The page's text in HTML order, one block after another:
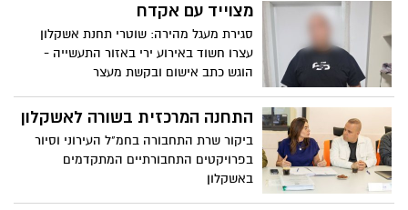
מצוייד עם אקדח
סגירת מעגל מהירה: שוטרי תחנת אשקלון
עצרו חשוד באירוע ירי באזור התעשייה -
הוגש כתב אישום ובקשת מעצר
התחנה המרכזית בשורה לאשקלון
ביקור שרת התחבורה בחמ"ל העירוני וסיור
בפרויקטים התחבורתיים המתקדמים
באשקלון